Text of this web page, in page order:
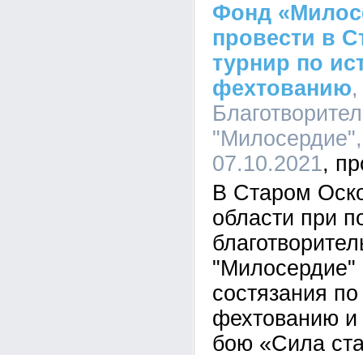
Фонд
провести в
турнир по
фехтованию,
07.10.2021
В Старом
области при
состязания
фехтованию и
бою «Сила